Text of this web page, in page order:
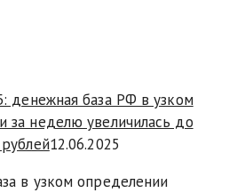
денежная база РФ в узком
за неделю увеличилась до
12.06.2025
в узком определении